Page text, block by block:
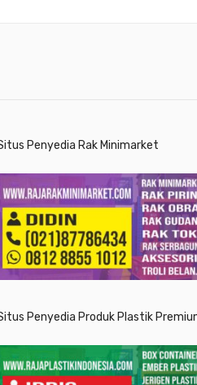
Penyedia Rak Minimarket
Penyedia Produk Plastik